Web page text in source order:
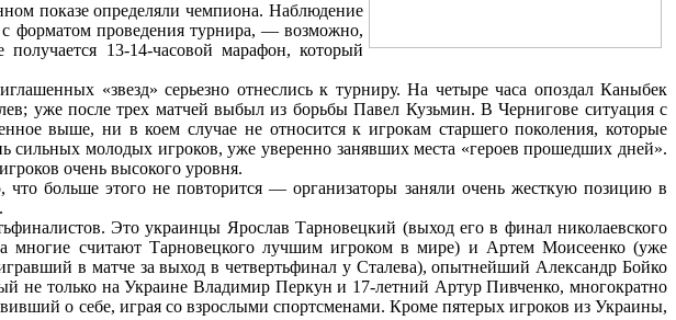
показе определяли чемпиона. Наблюдение
форматом проведения турнира, — возможно,
13-14-часовой марафон, который
«звезд» серьезно отнеслись к турниру. На четыре часа опоздал Каныбек
уже после трех матчей выбыл из борьбы Павел Кузьмин. В Чернигове ситуация с
выше, ни в коем случае не относится к игрокам старшего поколения, которые
сильных молодых игроков, уже уверенно занявших места «героев прошедших дней».
очень высокого уровня.
больше этого не повторится — организаторы заняли очень жесткую позицию в
Это украинцы Ярослав Тарновецкий (выход его в финал николаевского
многие считают Тарновецкого лучшим игроком в мире) и Артем Моисеенко (уже
в матче за выход в четвертьфинал у Сталева), опытнейший Александр Бойко
не только на Украине Владимир Перкун и 17-летний Артур Пивченко, многократно
о себе, играя со взрослыми спортсменами. Кроме пятерых игроков из Украины,